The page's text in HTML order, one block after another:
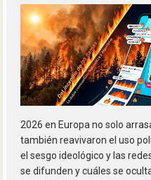
2026 en Europa no solo
también reavivaron el uso
el sesgo ideológico y las
se difunden y cuáles se